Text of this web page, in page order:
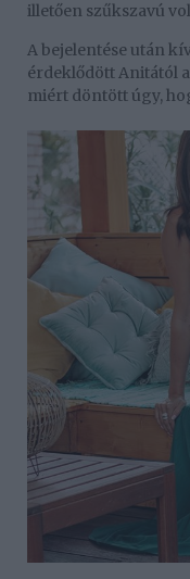
illetően szűkszavú
A bejelentése után
érdeklődött Anitától
miért döntött úgy,